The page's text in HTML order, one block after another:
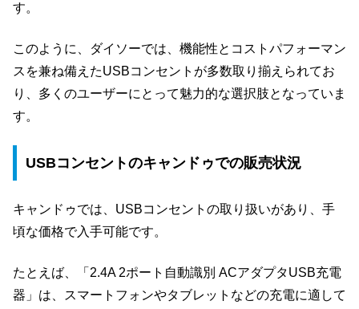
す。
このように、ダイソーでは、機能性とコストパフォーマン
スを兼ね備えたUSBコンセントが多数取り揃えられてお
り、多くのユーザーにとって魅力的な選択肢となっていま
す。
USBコンセントのキャンドゥでの販売状況
キャンドゥでは、USBコンセントの取り扱いがあり、手
頃な価格で入手可能です。
たとえば、「2.4A 2ポート自動識別 ACアダプタUSB充電
器」は、スマートフォンやタブレットなどの充電に適して